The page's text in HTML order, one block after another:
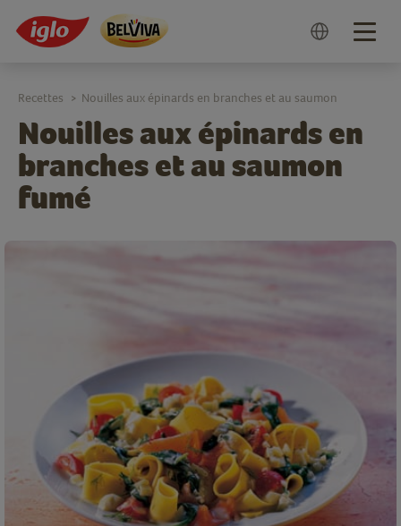
Nouilles aux épinards en
branches et au saumon
fumé
Recettes > Nouilles aux épinards en branches et au saumon